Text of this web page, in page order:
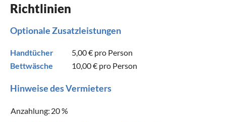
Richtlinien
Optionale Zusatzleistungen
Handtücher 5,00 € pro Person
Bettwäsche
10,00 € pro Person
Hinweise des Vermieters
Anzahlung: 20 %